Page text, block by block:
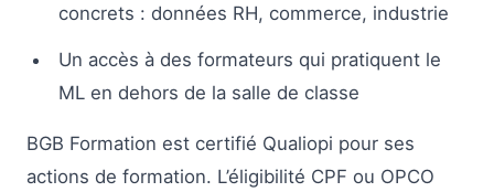
concrets : données RH, commerce, industrie
Un accès à des formateurs qui pratiquent le
ML en dehors de la salle de classe
BGB Formation est certifié Qualiopi pour ses
actions de formation. L’éligibilité CPF ou OPCO